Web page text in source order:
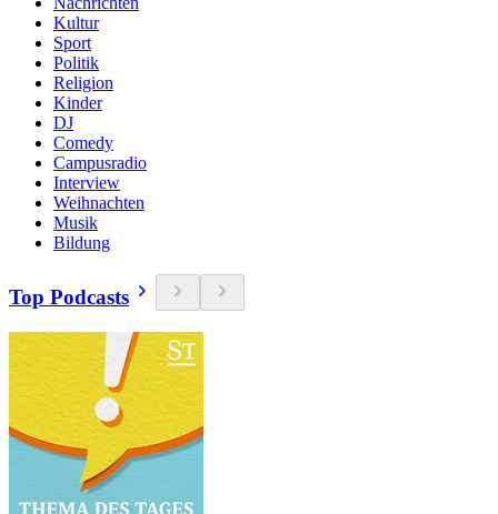
Kultur
Sport
Politik
Religion
Kinder
DJ
Comedy
Campusradio
Interview
Weihnachten
Musik
Bildung
Top Podcasts